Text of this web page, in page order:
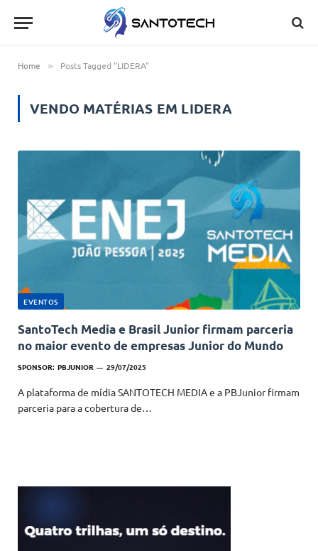
Home » Posts Tagged "LIDERA"
VENDO MATÉRIAS EM LIDERA
EVENTOS
SantoTech Media e Brasil Junior firmam parceria
no maior evento de empresas Junior do Mundo
SPONSOR: PBJUNIOR 29/07/2025
A plataforma de mídia SANTOTECH MEDIA e a PBJunior firmam
parceria para a cobertura de…